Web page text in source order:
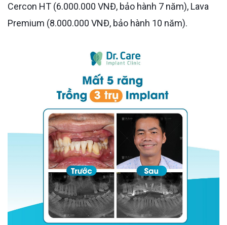
Cercon HT (6.000.000 VNĐ, bảo hành 7 năm), Lava
Premium (8.000.000 VNĐ, bảo hành 10 năm).